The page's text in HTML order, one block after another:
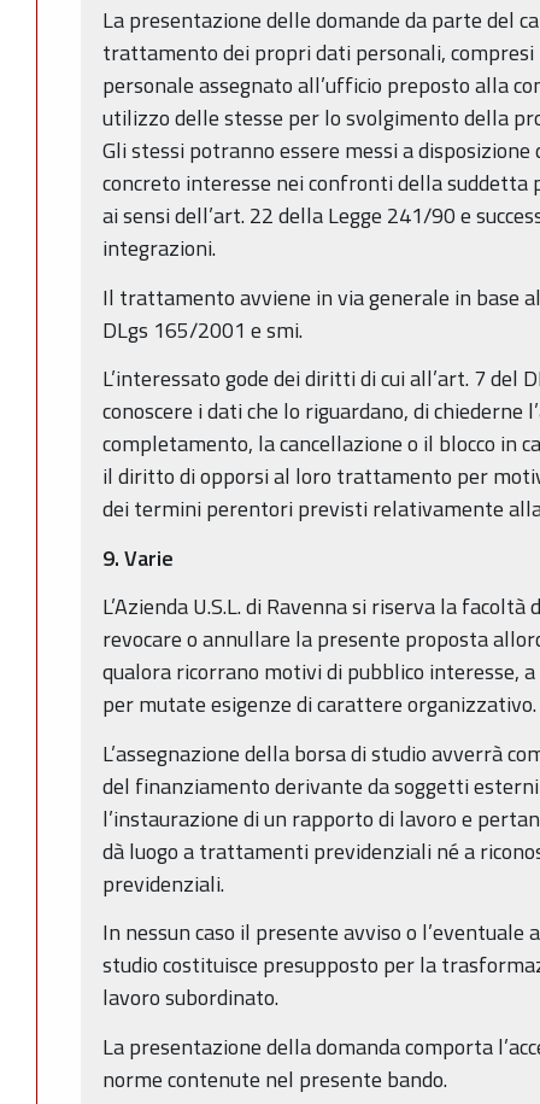
La presentazione delle domande da parte del
trattamento dei propri dati personali, compresi
personale assegnato all’ufficio preposto alla
utilizzo delle stesse per lo svolgimento della
Gli stessi potranno essere messi a
concreto interesse nei confronti della suddetta
ai sensi dell’art. 22 della Legge 241/90 e
integrazioni.
Il trattamento avviene in via generale in base
DLgs 165/2001 e smi.
L’interessato gode dei diritti di cui all’art. 7 del
conoscere i dati che lo riguardano, di
completamento, la cancellazione o il blocco in
il diritto di opporsi al loro trattamento per
dei termini perentori previsti relativamente
9. Varie
L’Azienda U.S.L. di Ravenna si riserva la
revocare o annullare la presente proposta
qualora ricorrano motivi di pubblico interesse,
per mutate esigenze di carattere organizzativo.
L’assegnazione della borsa di studio avverrà
del finanziamento derivante da soggetti
l’instaurazione di un rapporto di lavoro e
dà luogo a trattamenti previdenziali né a
previdenziali.
In nessun caso il presente avviso o l’eventuale
studio costituisce presupposto per la
lavoro subordinato.
La presentazione della domanda comporta
norme contenute nel presente bando.